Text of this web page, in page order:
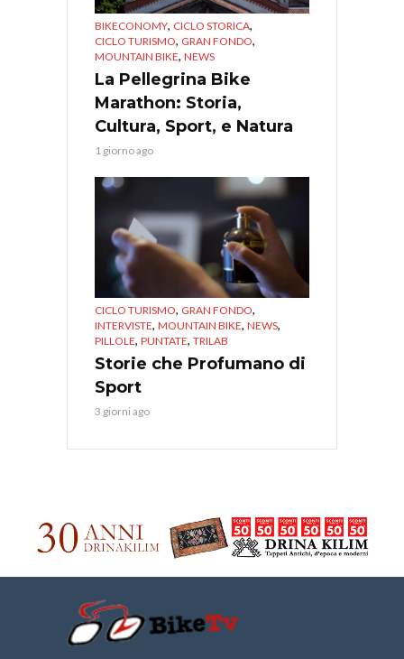
BIKECONOMY, CICLO STORICA,
CICLO TURISMO, GRAN FONDO,
MOUNTAIN BIKE, NEWS
La Pellegrina Bike
Marathon: Storia,
Cultura, Sport, e Natura
1 giorno ago
CICLO TURISMO, GRAN FONDO,
INTERVISTE, MOUNTAIN BIKE, NEWS,
PILLOLE, PUNTATE, TRILAB
Storie che Profumano di
Sport
3 giorni ago